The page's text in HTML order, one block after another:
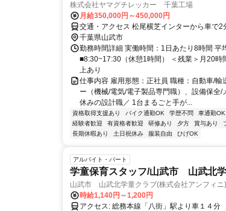
株式会社ヤマグチレッカー 千葉工場
月給350,000円～450,000円
交通・アクセス 松尾横芝インターから車で2
千葉県山武市
勤務時間詳細 実働時間：1日あたり8時間 平
■8:30~17:30（休憩1時間） ＜残業＞月20時
上あり
仕事内容 雇用形態：正社員 職種：自動車/
ー（機械/電気/電子製品専門職）、設備保全
休みの設計職／ 1台まるごと手が...
資格取得支援あり バイク通勤OK 学歴不問 車通勤OK
経験者歓迎
有資格者歓迎 研修あり 夕方 賞与あり
長期休暇あり
土日祝休み 服装自由 ひげOK
アルバイト・パート
学童保育スタッフ/山武市 山武北
山武市 山武北学童クラブ(株式会社アンフィニ)
時給1,140円～1,200円
アクセス: 総務本線「八街」駅より車１４分